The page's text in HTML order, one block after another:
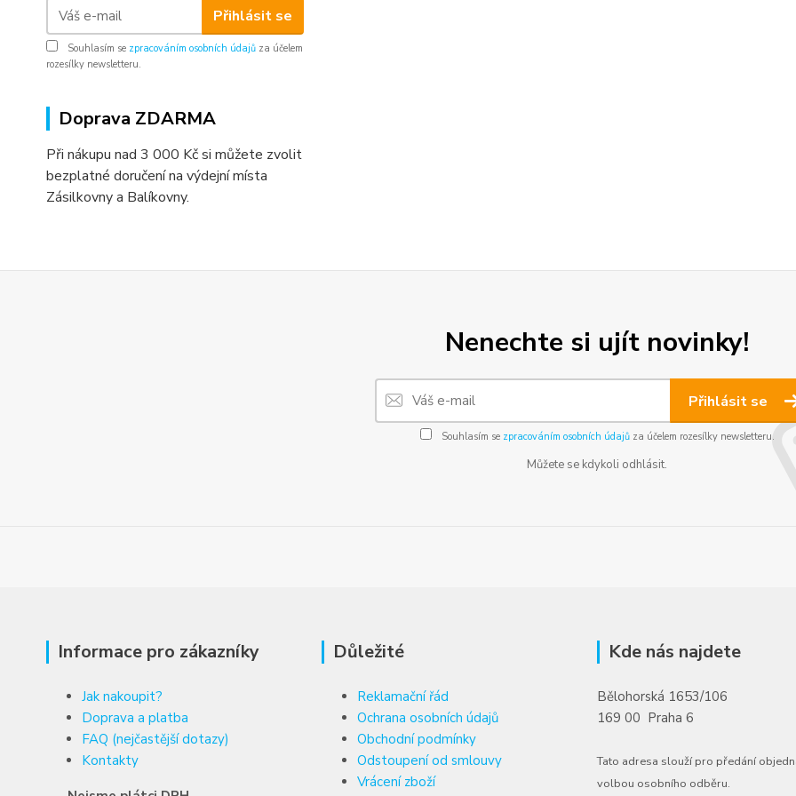
Přihlásit se
Souhlasím se zpracováním osobních údajů za účelem
rozesílky newsletteru.
Doprava ZDARMA
Při nákupu nad 3 000 Kč si můžete zvolit
bezplatné doručení na výdejní místa
Zásilkovny a Balíkovny.
Nenechte si ujít novinky!
Přihlásit se
Souhlasím se zpracováním osobních údajůza účelem rozesílky newsletteru.
Můžete se kdykoli odhlásit.
Informace pro zákazníky
Jak nakoupit?
Doprava a platba
FAQ (nejčastější dotazy)
Kontakty
Důležité
Reklamační řád
Ochrana osobních údajů
Obchodní podmínky
Odstoupení od smlouvy
Vrácení zboží
Kde nás najdete
Bělohorská 1653/106
169 00 Praha 6
Tato adresa slouží pro předání
volbou osobního odběru.